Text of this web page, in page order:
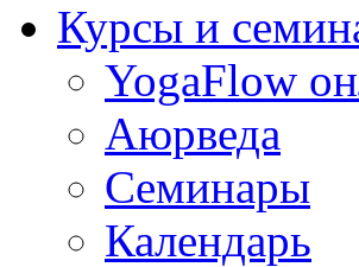
Курсы и
YogaFlow
Аюрведа
Семинары
Календарь